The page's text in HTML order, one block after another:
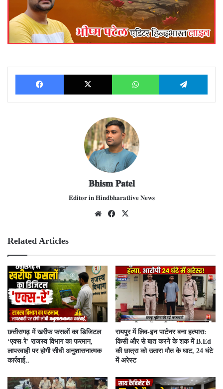
Facebook X WhatsApp
𝐁𝐡𝐢𝐬𝐦 𝐏𝐚𝐭𝐞𝐥
𝐄𝐝𝐢𝐭𝐨𝐫 𝐢𝐧 𝐇𝐢𝐧𝐝𝐛𝐡𝐚𝐫𝐚𝐭𝐥𝐢𝐯𝐞 𝐍𝐞𝐰𝐬
We
Fac
Related Articles
​छत्तीसगढ़ में खरीफ फसलों का डिजिटल
‘एक्स-रे’ राजस्व विभाग का फरमान,
लापरवाही पर होगी सीधी अनुशासनात्मक
कार्रवाई..
रायपुर में लिव-इन पार्टनर बना हत्यारा:
किसी और से बात करने के शक में B.Ed
की छात्रा को उतारा मौत के घाट, 24 घंटे
में अरेस्ट